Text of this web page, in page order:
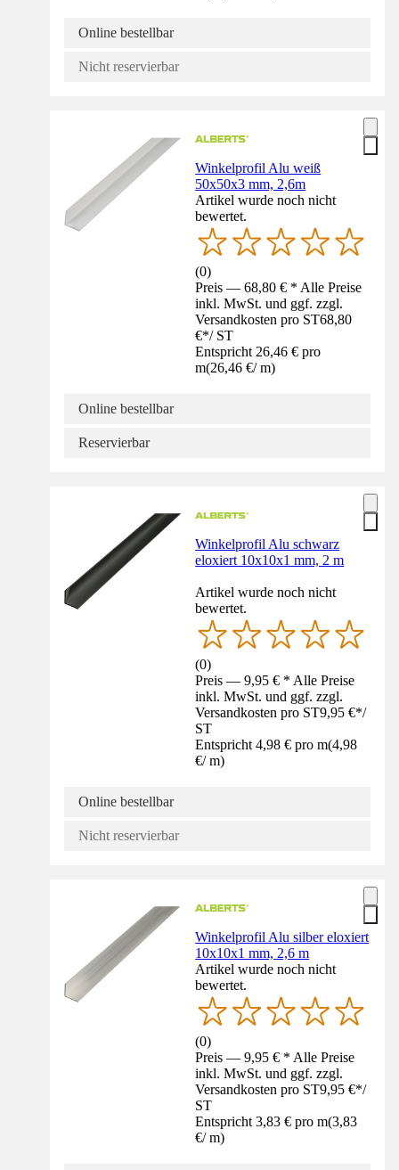
Online bestellbar
Nicht reservierbar
Winkelprofil Alu weiß
50x50x3 mm, 2,6m
Artikel wurde noch nicht
bewertet.
(0)
Preis — 68,80 € * Alle Preise
inkl. MwSt. und ggf. zzgl.
Versandkosten pro ST68,80
€*/ ST
Entspricht 26,46 € pro
m(26,46 €/ m)
Online bestellbar
Reservierbar
Winkelprofil Alu schwarz
eloxiert 10x10x1 mm, 2 m
Artikel wurde noch nicht
bewertet.
(0)
Preis — 9,95 € * Alle Preise
inkl. MwSt. und ggf. zzgl.
Versandkosten pro ST9,95 €*/
ST
Entspricht 4,98 € pro m(4,98
€/ m)
Online bestellbar
Nicht reservierbar
Winkelprofil Alu silber eloxiert
10x10x1 mm, 2,6 m
Artikel wurde noch nicht
bewertet.
(0)
Preis — 9,95 € * Alle Preise
inkl. MwSt. und ggf. zzgl.
Versandkosten pro ST9,95 €*/
ST
Entspricht 3,83 € pro m(3,83
€/ m)